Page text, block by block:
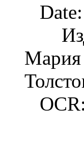
Date:
Изд: